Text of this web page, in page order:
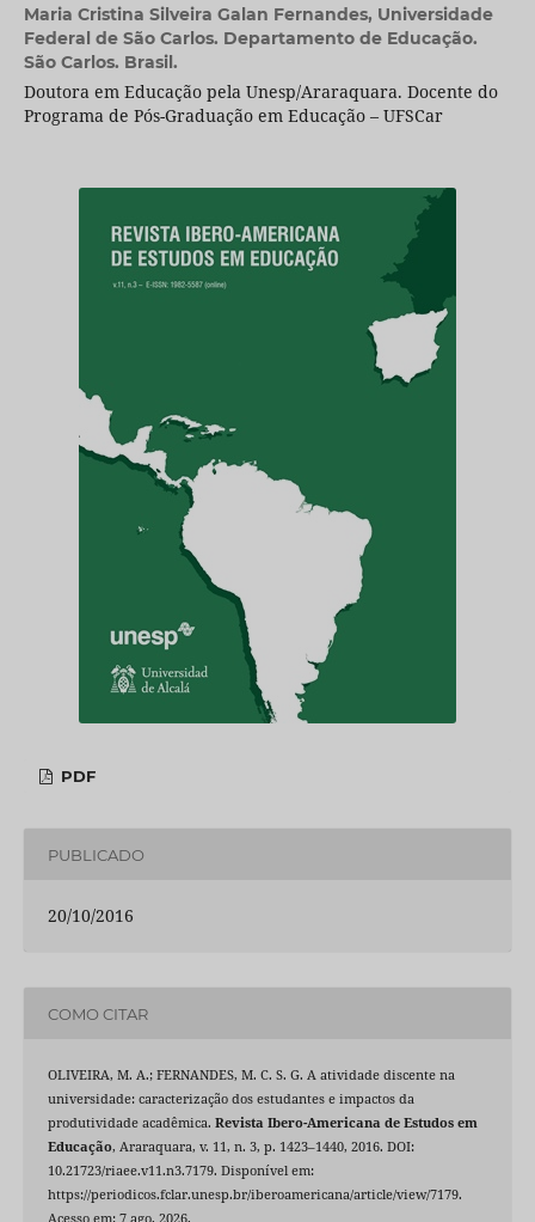
Maria Cristina Silveira Galan Fernandes, Universidade
Federal de São Carlos. Departamento de Educação.
São Carlos. Brasil.
Doutora em Educação pela Unesp/Araraquara. Docente do
Programa de Pós-Graduação em Educação – UFSCar
PDF
PUBLICADO
20/10/2016
COMO CITAR
OLIVEIRA, M. A.; FERNANDES, M. C. S. G. A atividade discente na
universidade: caracterização dos estudantes e impactos da
produtividade acadêmica. Revista Ibero-Americana de Estudos em
Educação, Araraquara, v. 11, n. 3, p. 1423–1440, 2016. DOI:
10.21723/riaee.v11.n3.7179. Disponível em:
https://periodicos.fclar.unesp.br/iberoamericana/article/view/7179.